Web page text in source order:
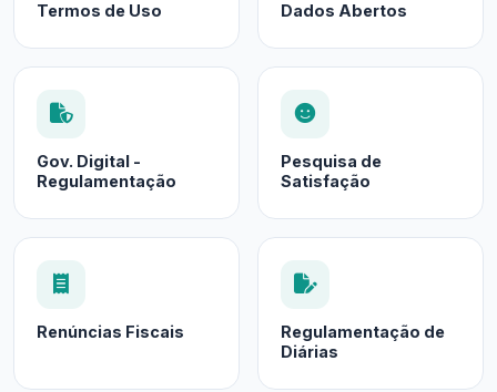
Termos de Uso Dados Abertos
Gov. Digital -
Regulamentação
Pesquisa de
Satisfação
Renúncias Fiscais
Regulamentação de
Diárias